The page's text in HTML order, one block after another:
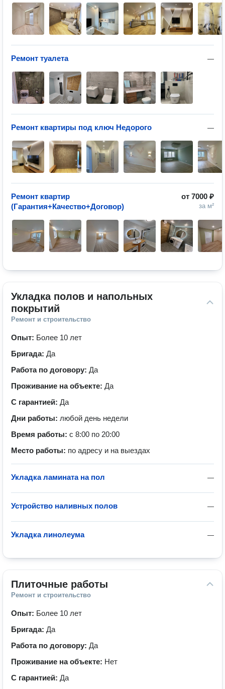
—
Ремонт туалета
—
Ремонт квартиры под ключ Недорого
от 7000 ₽
за м²
Ремонт квартир
(Гарантия+Качество+Договор)
Укладка полов и напольных
покрытий
Ремонт и строительство
Опыт: Более 10 лет
Бригада: Да
Работа по договору: Да
Проживание на объекте: Да
С гарантией: Да
Дни работы: любой день недели
Время работы: с 8:00 по 20:00
Место работы: по адресу и на выездах
—
Укладка ламината на пол
—
Устройство наливных полов
—
Укладка линолеума
Плиточные работы
Ремонт и строительство
Опыт: Более 10 лет
Бригада: Да
Работа по договору: Да
Проживание на объекте: Нет
С гарантией: Да